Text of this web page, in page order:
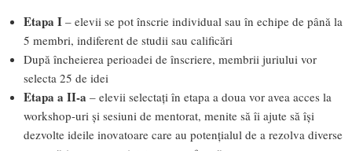
Etapa I – elevii se pot înscrie individual sau în echipe de până la
5 membri, indiferent de studii sau calificări
După încheierea perioadei de înscriere, membrii juriului vor
selecta 25 de idei
Etapa a II-a – elevii selectați în etapa a doua vor avea acces la
workshop-uri și sesiuni de mentorat, menite să îi ajute să își
dezvolte ideile inovatoare care au potențialul de a rezolva diverse